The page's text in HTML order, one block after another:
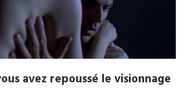
avez repoussé le visionnage